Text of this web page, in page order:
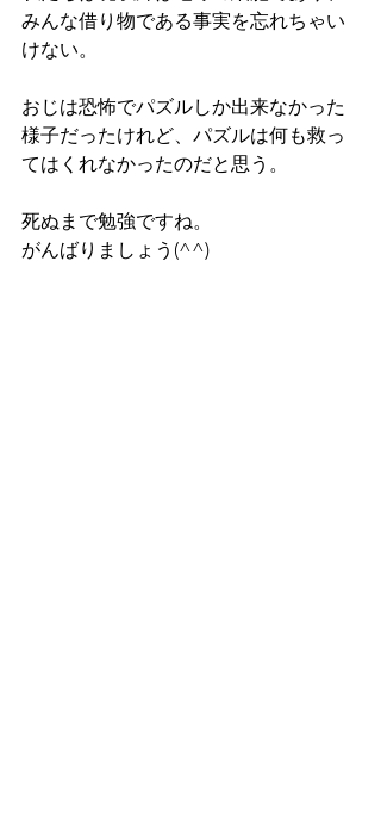
みんな借り物である事実を忘れちゃい
けない。
おじは恐怖でパズルしか出来なかった
様子だったけれど、パズルは何も救っ
てはくれなかったのだと思う。
死ぬまで勉強ですね。
がんばりましょう(^^)